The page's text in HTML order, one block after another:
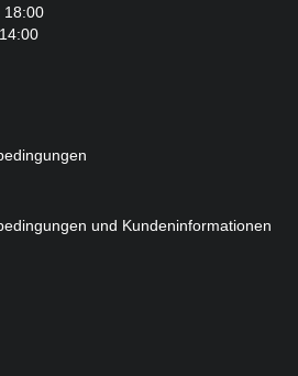
18:00
und Kundeninformationen